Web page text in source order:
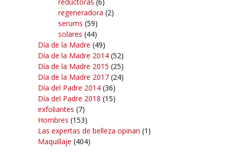
regeneradora (2)
serums (59)
solares (44)
Día de la Madre (49)
Día de la Madre 2014 (52)
Día de la Madre 2015 (25)
Día de la Madre 2017 (24)
Día del Padre 2014 (36)
Día del Padre 2018 (15)
exfoliantes (7)
Hombres (153)
Las expertas de belleza opinan (1)
Maquillaje (404)